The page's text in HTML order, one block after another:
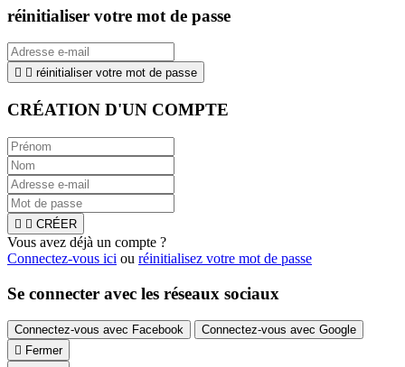
réinitialiser votre mot de passe
  réinitialiser votre mot de passe
CRÉATION D'UN COMPTE
  CRÉER
Vous avez déjà un compte ?
Connectez-vous ici ou réinitialisez votre mot de passe
Se connecter avec les réseaux sociaux
Connectez-vous avec Facebook
Connectez-vous avec Google
 Fermer